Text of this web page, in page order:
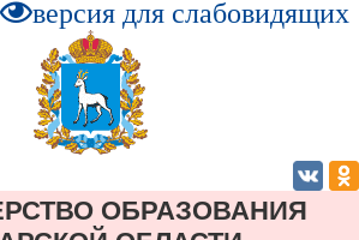
версия для слабовидящих
ОБРАЗОВАНИЯ